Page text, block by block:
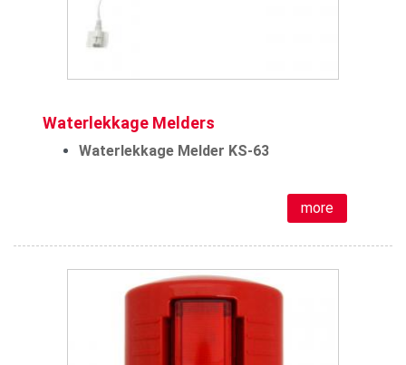
Waterlekkage Melders
Waterlekkage Melder KS-63
more